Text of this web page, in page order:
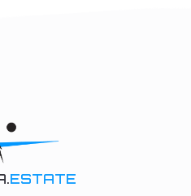
ESTATE